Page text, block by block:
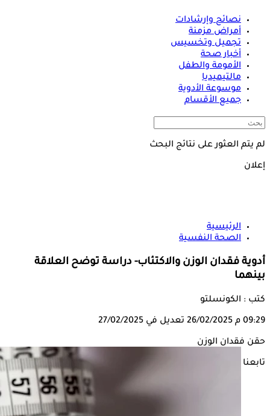
نصائح وإرشادات
أمراض مزمنة
تجميل وتخسيس
أخبار صحة
الأمومة والطفل
مالتيميديا
موسوعة الأدوية
جميع الأقسام
لم يتم العثور على نتائج البحث
إعلان
الرئيسية
الصحة النفسية
أدوية فقدان الوزن والاكتئاب- دراسة توضح العلاقة
بينهما
كتب : الكونسلتو
09:29 م 26/02/2025 تعديل في 27/02/2025
حقن فقدان الوزن
تابعنا على